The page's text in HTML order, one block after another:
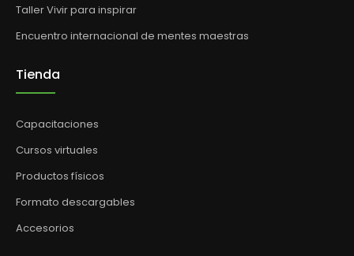
Taller Vivir para inspirar
Encuentro internacional de mentes maestras
Tienda
Capacitaciones
Cursos virtuales
Productos físicos
Formato descargables
Accesorios